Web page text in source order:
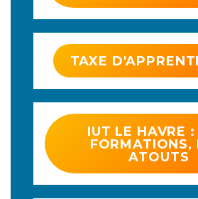
TAXE
IUT LE HAVRE :
FORMATIONS,
ATOUTS